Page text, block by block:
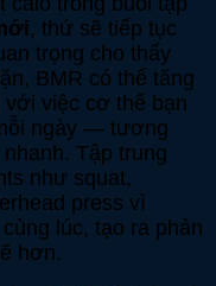
, thứ sẽ tiếp tục
trọng cho thấy
BMR có thể tăng
việc cơ thể bạn
ngày — tương
Tập trung
như squat,
press vì
lúc, tạo ra phản
hơn.